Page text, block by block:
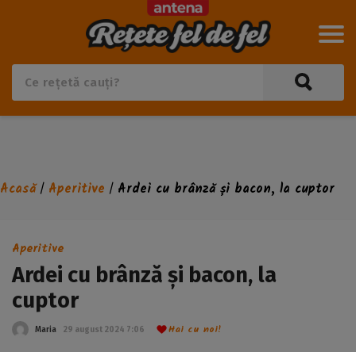
Acasă/ Aperitive / Ardei cu brânză și bacon, la cuptor
Aperitive
Ardei cu brânză și bacon, la
cuptor
Maria 29 august 2024 7:06 Hai cu noi!